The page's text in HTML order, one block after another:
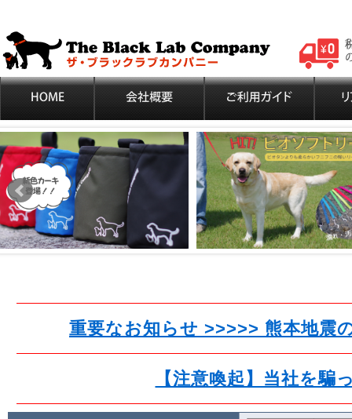
重要なお知らせ >>>>> 熊本地震
【注意喚起】当社を